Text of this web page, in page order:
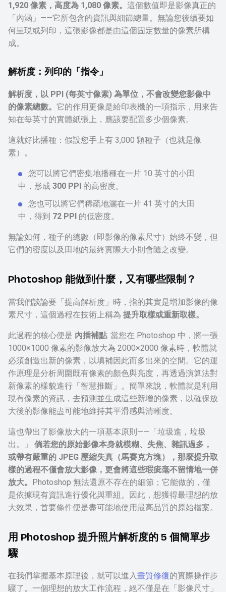
1,920 像素，高度為 1,080 像素。 這個數值即是影像真正的
「內涵」——它所包含的資訊與細節總量。無論您後續要如
何呈現或列印，這張影像都是由這個固定數量的像素所構
成。
解析度：列印的「指令」
解析度，以 PPI (每英寸像素) 為單位，不會改變您影像中
的像素總數。 它的作用更像是給印表機的一項指示，用來告
知在每英寸的實體紙張上，應該要配置多少個像素。
這就好比播種：假設您手上有 3,000 顆種子（也就是像
素）。
您可以將它們密集地播種在一片 10 英寸的小田
中，形成 300 PPI 的高密度。
您也可以將它們稀疏地灑在一片 41 英寸的大田
中，得到 72 PPI 的低密度。
無論如何，種子的總數（即影像的像素尺寸）始終不變，但
它們的密度以及田地的最終實際大小則會隨之改變。
Photoshop 能做到什麼，又有哪些限制？
當我們談論要「提高解析度」時，指的其實是增加影像的像
素尺寸，這個過程在技術上稱為 提升取樣或重新取樣。
此過程的核心便是 內插補點 . 當您在 Photoshop 中，將一張
1000×1000 像素的影像放大為 2000×2000 像素時，軟體就
必須創造出新的像素，以填補因此而多出來的空間。它的運
作原理是分析周圍既有像素的顏色與亮度，再透過演算法對
新像素的樣貌進行「智慧推斷」。簡單來說，軟體就是利用
現有像素的資訊，去預測並生成這些新增的像素，以確保放
大後的影像能盡可能地維持其平滑感與清晰度。
這也帶出了影像放大的一項基本原則——「垃圾進，垃圾
出。」 倘若您的原始影像本身就模糊、失焦、雜訊過多，
或帶有嚴重的 JPEG 壓縮失真（馬賽克方塊），那麼提升取
樣的過程不僅會放大影像，更會將這些瑕疵毫不留情地一併
放大。 Photoshop 無法還原不存在的細節；它能做的，僅
是依據現有資訊進行優化與重組。因此，想獲得最理想的放
大效果，首要條件便是盡可能地使用最高品質的原始檔案。
用 Photoshop 提升照片解析度的 5 個簡單步
驟
在我們掌握基本原理後，就可以進入畫質修復的實際操作步
驟了。一個理想的放大工作流程，絕不僅是在「影像尺寸」